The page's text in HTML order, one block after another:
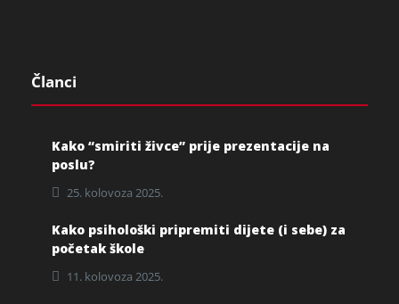
Članci
Kako “smiriti živce” prije prezentacije na
poslu?
25. kolovoza 2025.
Kako psihološki pripremiti dijete (i sebe) za
početak škole
11. kolovoza 2025.